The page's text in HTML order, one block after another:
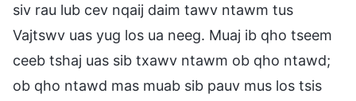
siv rau lub cev nqaij daim tawv ntawm tus
Vajtswv uas yug los ua neeg. Muaj ib qho tseem
ceeb tshaj uas sib txawv ntawm ob qho ntawd;
ob qho ntawd mas muab sib pauv mus los tsis